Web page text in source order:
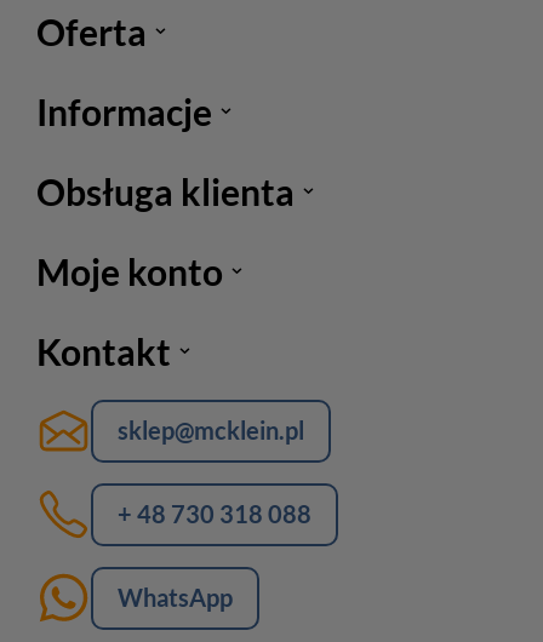
Oferta
Informacje
Obsługa klienta
Moje konto
Kontakt
sklep@mcklein.pl
+ 48 730 318 088
WhatsApp